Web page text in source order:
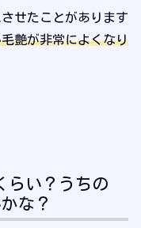
せたことがあります
艶が非常によくなり
らい？うちの
な？